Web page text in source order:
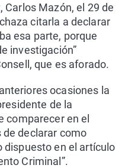
Carlos Mazón, el 29 de
citarla a declarar
esa parte, porque
investigación”
que es aforado.
ocasiones la
de la
comparecer en el
declarar como
dispuesto en el artículo
Criminal”.